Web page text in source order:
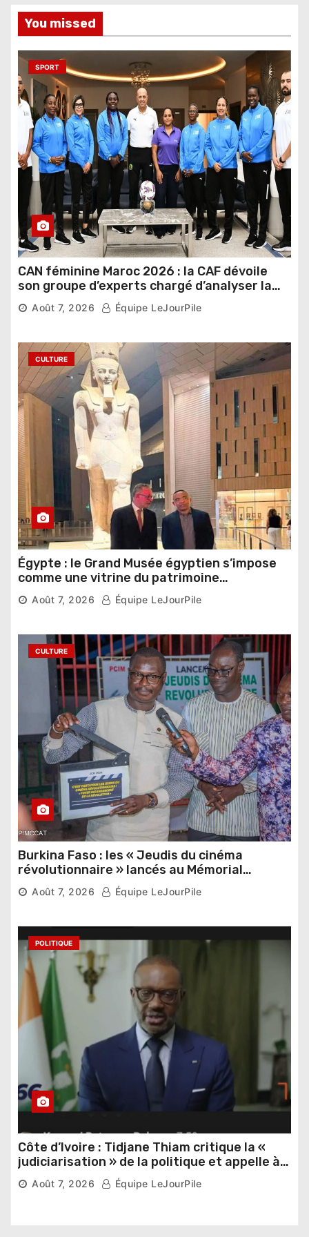
You missed
SPORT
CAN féminine Maroc 2026 : la CAF dévoile
son groupe d’experts chargé d’analyser la
compétition
Août 7, 2026 Équipe LeJourPile
CULTURE
Égypte : le Grand Musée égyptien s’impose
comme une vitrine du patrimoine
pharaonique auprès des dirigeants
étrangers
Août 7, 2026 Équipe LeJourPile
CULTURE
Burkina Faso : les « Jeudis du cinéma
révolutionnaire » lancés au Mémorial
Thomas Sankara
Août 7, 2026 Équipe LeJourPile
POLITIQUE
Côte d’Ivoire : Tidjane Thiam critique la «
judiciarisation » de la politique et appelle à
poursuivre l’apaisement
Août 7, 2026 Équipe LeJourPile